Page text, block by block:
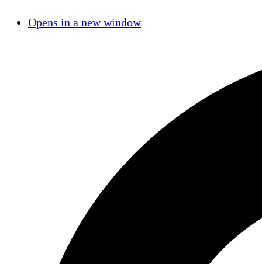
Opens in a new window